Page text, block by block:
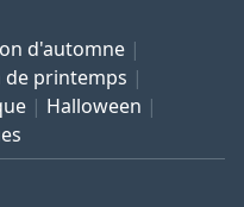
d'automne
de printemps
Halloween